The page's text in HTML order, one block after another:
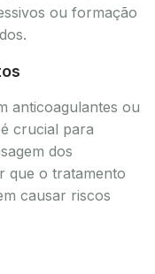
ou formação
anticoagulantes ou
crucial para
dos
que o tratamento
causar riscos